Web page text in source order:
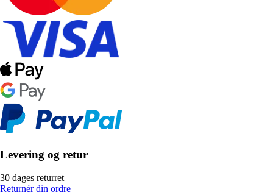
Levering og retur
30 dages returret
Returnér din ordre